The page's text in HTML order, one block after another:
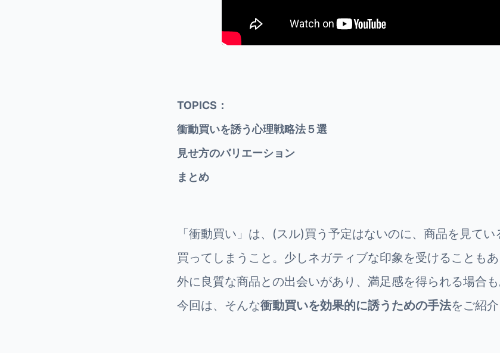
TOPICS：
衝動買いを誘う心理戦略法５選
見せ方のバリエーション
まとめ
「衝動買い」は、(スル)買う予定はないのに、商品を見て
買ってしまうこと。少しネガティブな印象を受けることも
外に良質な商品との出会いがあり、満足感を得られる場合も
今回は、そんな衝動買いを効果的に誘うための手法をご紹介